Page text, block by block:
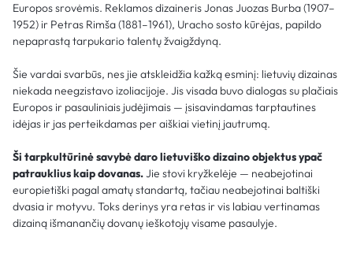
Europos srovėmis. Reklamos dizaineris Jonas Juozas Burba (1907–
1952) ir Petras Rimša (1881–1961), Uracho sosto kūrėjas, papildo
nepaprastą tarpukario talentų žvaigždyną.
Šie vardai svarbūs, nes jie atskleidžia kažką esminį: lietuvių dizainas
niekada neegzistavo izoliacijoje. Jis visada buvo dialogas su plačiais
Europos ir pasauliniais judėjimais — įsisavindamas tarptautines
idėjas ir jas perteikdamas per aiškiai vietinį jautrumą.
Ši tarpkultūrinė savybė daro lietuviško dizaino objektus ypač
patrauklius kaip dovanas.Jie stovi kryžkelėje — neabejotinai
europietiški pagal amatų standartą, tačiau neabejotinai baltiški
dvasia ir motyvu. Toks derinys yra retas ir vis labiau vertinamas
dizainą išmanančių dovanų ieškotojų visame pasaulyje.